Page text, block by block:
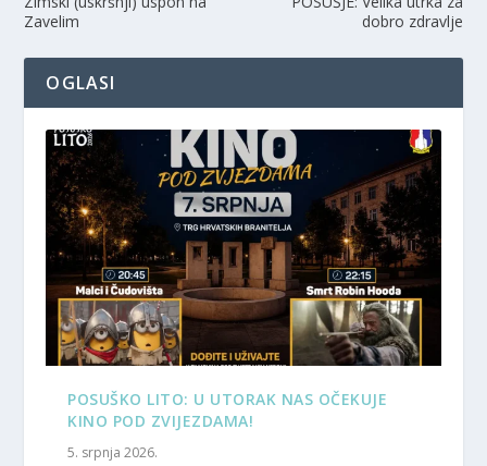
Zavelim
dobro zdravlje
OGLASI
POSUŠKO LITO: U UTORAK NAS OČEKUJE
KINO POD ZVIJEZDAMA!
5. srpnja 2026.